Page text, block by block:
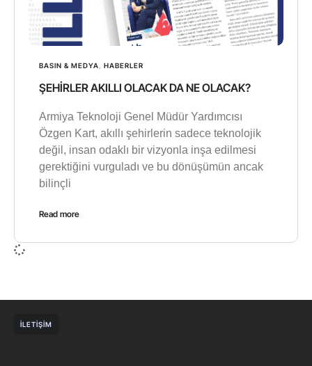
BASIN & MEDYA HABERLER
ŞEHİRLER AKILLI OLACAK DA NE OLACAK?
Armiya Teknoloji Genel Müdür Yardımcısı
Özgen Kart, akıllı şehirlerin sadece teknolojik
değil, insan odaklı bir vizyonla inşa edilmesi
gerektiğini vurguladı ve bu dönüşümün ancak
bilinçli
Read more
İLETIŞIM